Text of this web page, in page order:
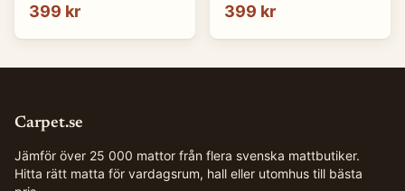
399 kr 399 kr
Carpet.se
Jämför över 25 000 mattor från flera svenska mattbutiker.
Hitta rätt matta för vardagsrum, hall eller utomhus till bästa